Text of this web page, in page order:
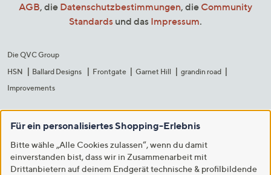
AGB, die Datenschutzbestimmungen, die Community
Standards und das Impressum.
Die QVC Group
HSN
Ballard Designs Frontgate Garnet Hill
grandin road
Improvements
Für ein personalisiertes Shopping-Erlebnis
Bitte wähle „Alle Cookies zulassen“, wenn du damit
einverstanden bist, dass wir in Zusammenarbeit mit
Drittanbietern auf deinem Endgerät technische & profilbildende